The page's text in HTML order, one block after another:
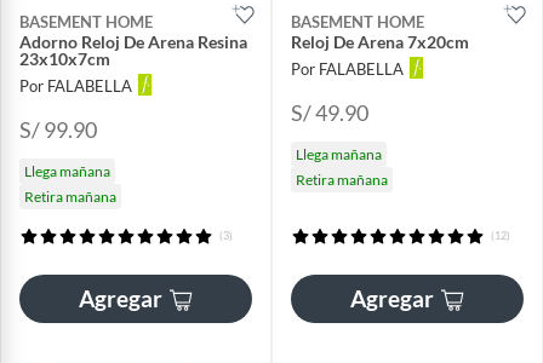
BASEMENT HOME
Adorno Reloj De Arena Resina
23x10x7cm
Por FALABELLA
S/ 99.90
Llega mañana
Retira mañana
(3)
Agregar
BASEMENT HOME
Reloj De Arena 7x20cm
Por FALABELLA
S/ 49.90
Llega mañana
Retira mañana
(12)
Agregar